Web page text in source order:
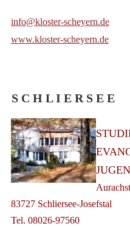
info@kloster-scheyern.de
www.kloster-scheyern.de
S C H L I E R S E E
83727 Schliersee-Josefstal
Tel. 08026-97560